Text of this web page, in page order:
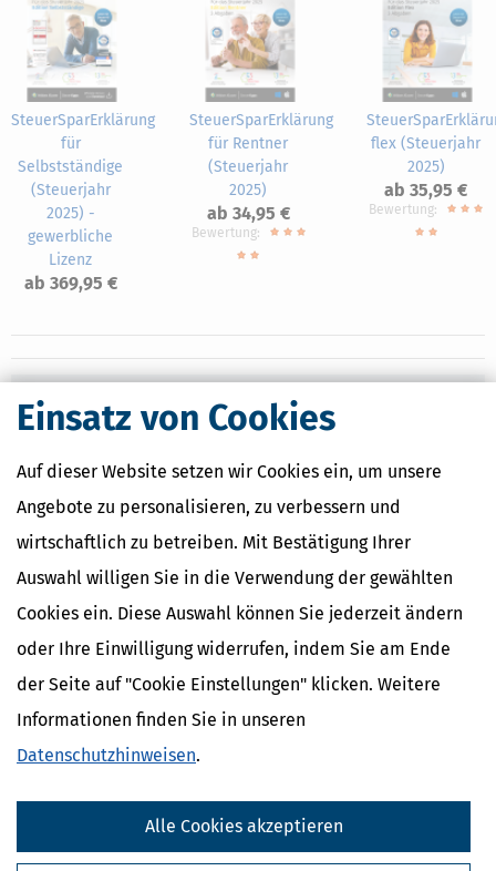
Einsatz von Cookies
Auf dieser Website setzen wir Cookies ein, um unsere
Angebote zu personalisieren, zu verbessern und
wirtschaftlich zu betreiben. Mit Bestätigung Ihrer
Auswahl willigen Sie in die Verwendung der gewählten
Cookies ein. Diese Auswahl können Sie jederzeit ändern
oder Ihre Einwilligung widerrufen, indem Sie am Ende
der Seite auf "Cookie Einstellungen" klicken. Weitere
Informationen finden Sie in unseren
Datenschutzhinweisen.
Alle Cookies akzeptieren
SteuerSparErklärung
für
Selbstständige
(Steuerjahr
2025) -
gewerbliche
Lizenz
ab 369,95 €
SteuerSparErklärung
für Rentner
(Steuerjahr
2025)
ab 34,95 €
Bewertung:
flex (Steuerjahr
2025)
ab 35,95 €
Bewertung:
Nahe Finanzämter
Finanzamt Crailsheim
Finanzamt Mosbach
Finanzamt Schwäbisch Hall
Finanzamtsuche
Suchen
Finanzamt - Infos
Finanzämter in Deutschland
Finanzämter in Baden-Württemberg